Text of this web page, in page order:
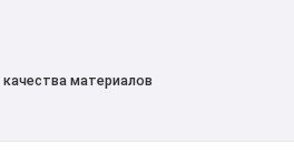
качества материалов